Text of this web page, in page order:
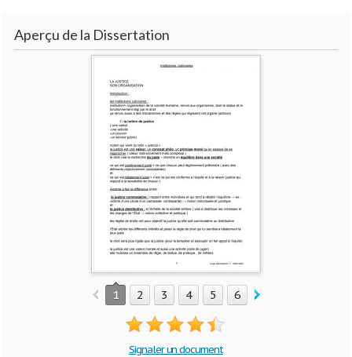
Aperçu de la Dissertation
1 2 3 4 5 6 7
Signaler un document